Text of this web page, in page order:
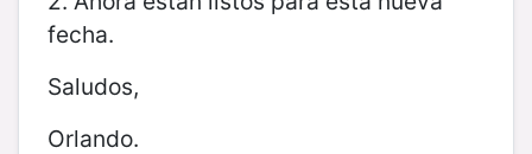
fecha.
Saludos,
Orlando.